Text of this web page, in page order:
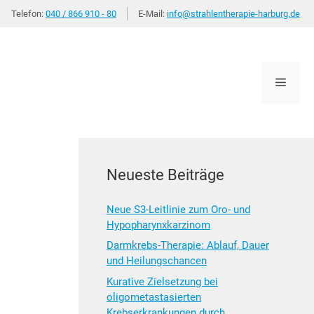
Telefon: 040 / 866 910 - 80 E-Mail: info@strahlentherapie-harburg.de
Menü
Neueste Beiträge
Neue S3-Leitlinie zum Oro- und
Hypopharynxkarzinom
Darmkrebs-Therapie: Ablauf, Dauer
und Heilungschancen
Kurative Zielsetzung bei
oligometastasierten